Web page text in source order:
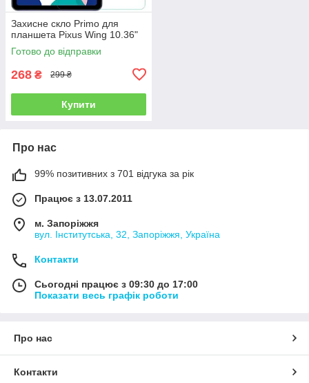
Захисне скло Primo для
планшета Pixus Wing 10.36"
Готово до відправки
268 ₴ 299 ₴
Купити
Про нас
99% позитивних з 701 відгука за рік
Працює з 13.07.2011
м. Запоріжжя
вул. Інститутська, 32, Запоріжжя, Україна
Контакти
Сьогодні працює з 09:30 до 17:00
Показати весь графік роботи
Про нас
Контакти